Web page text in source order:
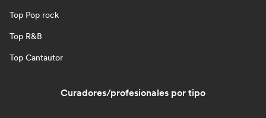
Top Pop rock
Top R&B
Top Cantautor
Curadores/profesionales por tipo